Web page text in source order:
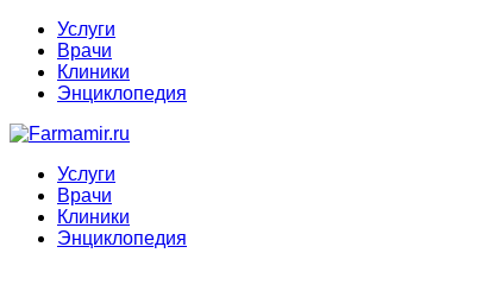
Услуги
Врачи
Клиники
Энциклопедия
Услуги
Врачи
Клиники
Энциклопедия